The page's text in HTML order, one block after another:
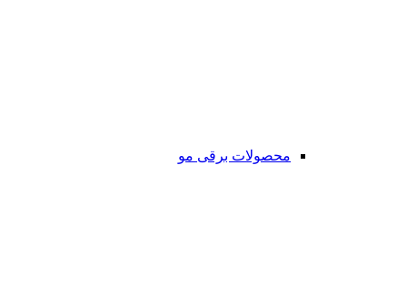
محصولات برقی مو